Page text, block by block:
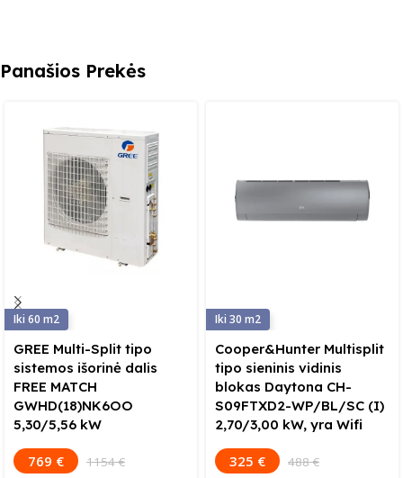
Panašios Prekės
60
GREE Multi-Split tipo
sistemos išorinė dalis
FREE MATCH
GWHD(18)NK6OO
5,30/5,56 kW
769 € 1154 €
30
Cooper&Hunter Multisplit
tipo sieninis vidinis
blokas Daytona CH-
S09FTXD2-WP/BL/SC (I)
2,70/3,00 kW, yra Wifi
325 € 488 €